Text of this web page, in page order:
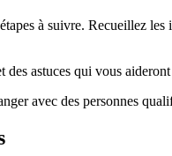
à suivre. Recueillez
astuces qui vous
avec des personnes